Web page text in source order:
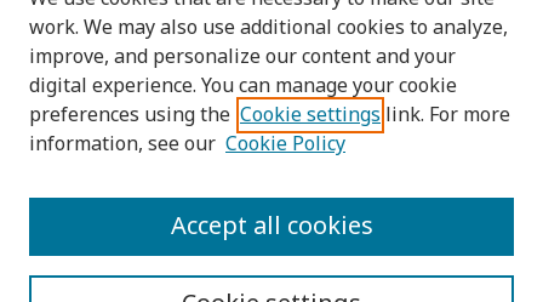
Browse
Collections
Disciplines
Authors
work. We may also use additional cookies to analyze,
improve, and personalize our content and your
digital experience. You can manage your cookie
preferences using the Cookie settings link. For more
information, see our Cookie Policy
Accept all cookies